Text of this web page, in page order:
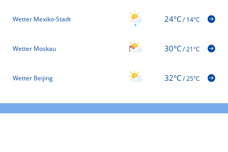
Wetter Mexiko-Stadt 24°C/14°C
Wetter Moskau 30°C/21°C
Wetter Beijing 32°C/25°C